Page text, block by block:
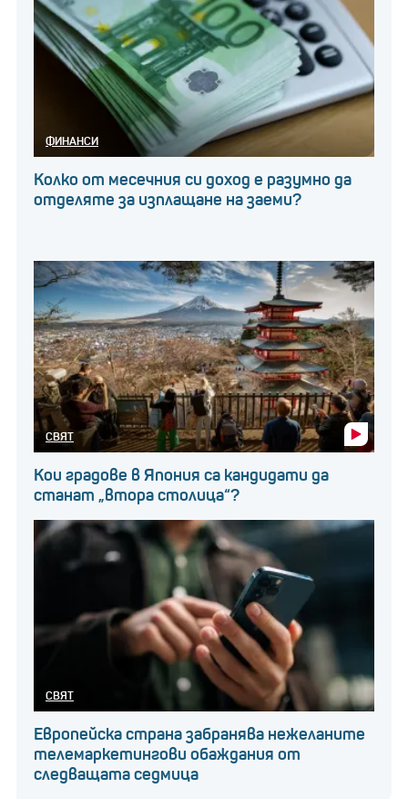
ФИНАНСИ
Колко от месечния си доход е разумно да
отделяте за изплащане на заеми?
СВЯТ
Кои градове в Япония са кандидати да
станат „втора столица“?
СВЯТ
Европейска страна забранява нежеланите
телемаркетингови обаждания от
следващата седмица